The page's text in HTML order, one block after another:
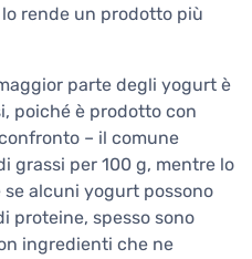
rende un prodotto più
parte degli yogurt è
poiché è prodotto con
– il comune
grassi per 100 g, mentre lo
se alcuni yogurt possono
proteine, spesso sono
ingredienti che ne